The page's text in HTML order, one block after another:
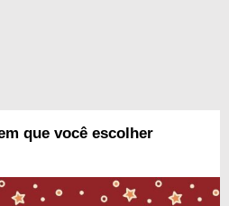
que você escolher